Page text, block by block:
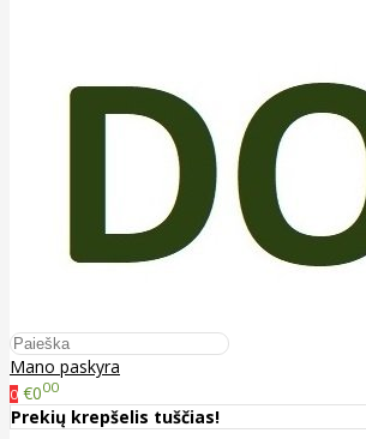
Mano paskyra
0 €000
Prekių krepšelis tuščias!